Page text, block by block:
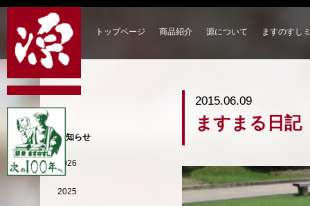
トップページ 商品紹介 源について ますのすし
2015.06.09
ますまる日記
お知らせ
2026
2025